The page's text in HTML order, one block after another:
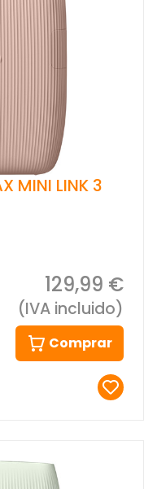
MINI LINK 3
129,99 €
(IVA incluido)
Comprar